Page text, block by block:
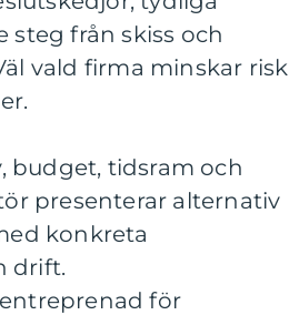
från skiss och
vald firma minskar risk
budget, tidsram och
presenterar alternativ
konkreta
drift.
för